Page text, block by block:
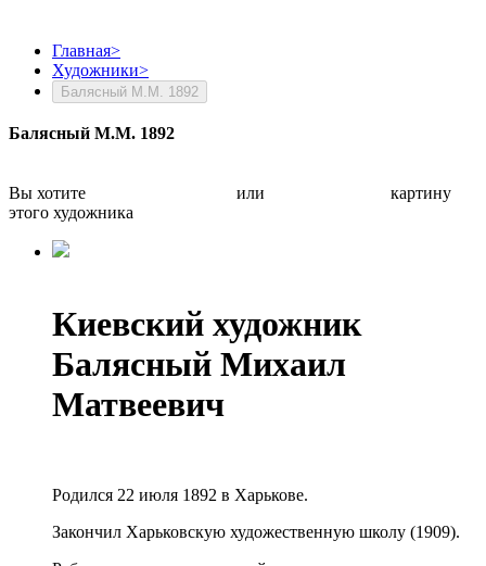
Главная>
Художники>
Балясный М.М. 1892
Балясный М.М. 1892
Вы хотите или
картину
этого художника
Киевский художник
Балясный Михаил
Матвеевич
Родился 22 июля 1892 в Харькове.
Закончил Харьковскую художественную школу (1909).